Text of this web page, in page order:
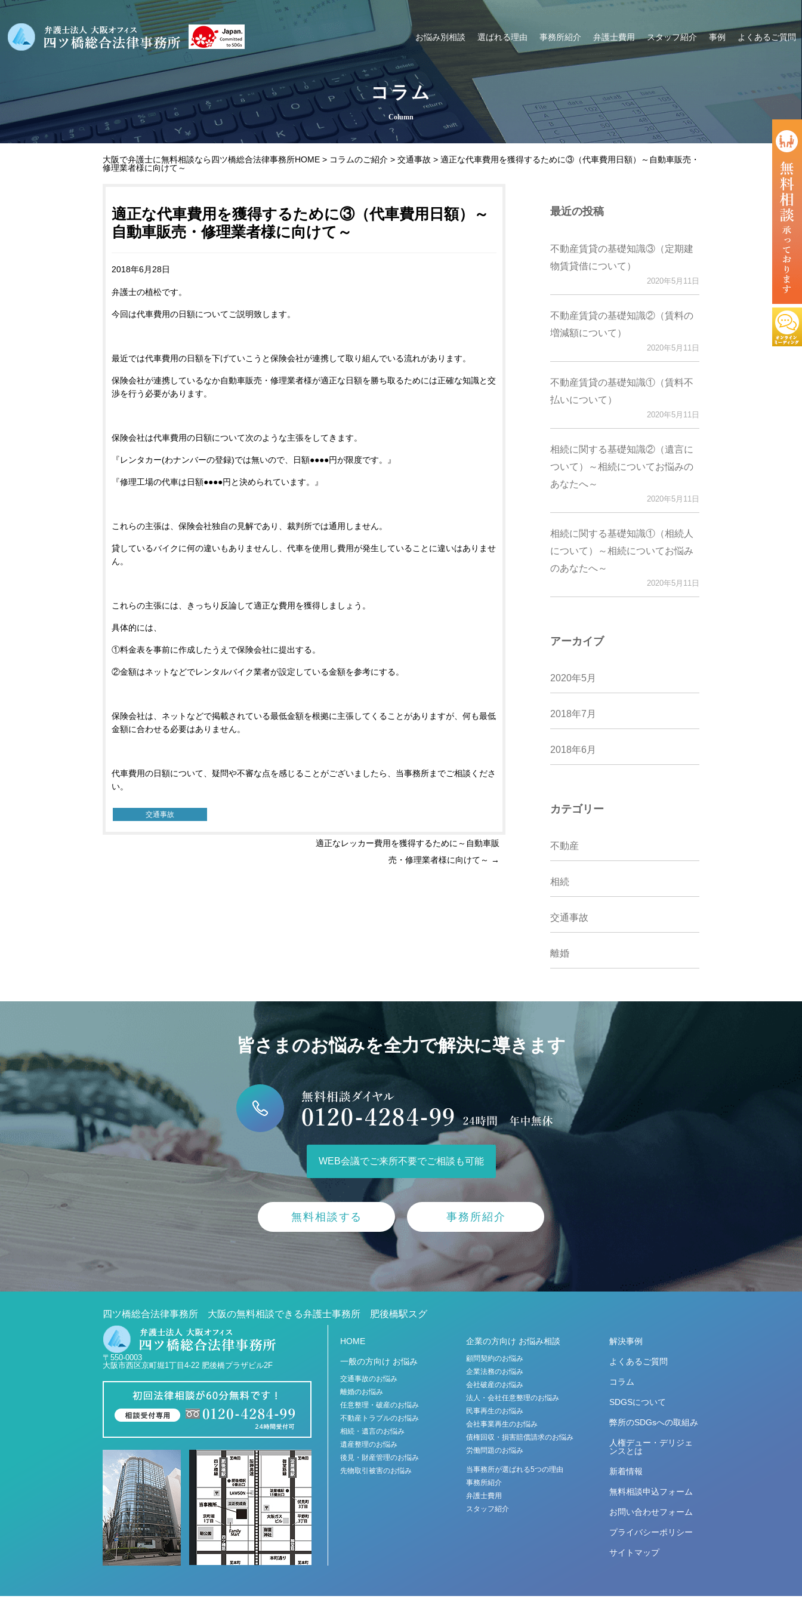
お悩み別相談 選ばれる理由 事務所紹介 弁護士費用 スタッフ紹介 事例 よくあるご質問
コラム
Column
大阪で弁護士に無料相談なら四ツ橋総合法律事務所HOME > コラムのご紹介 > 交通事故 > 適正な代車費用を獲得するために③（代車費用日額）～自動車販売・
修理業者様に向けて～
適正な代車費用を獲得するために③（代車費用日額）～
自動車販売・修理業者様に向けて～
2018年6月28日
弁護士の植松です。
今回は代車費用の日額についてご説明致します。
最近では代車費用の日額を下げていこうと保険会社が連携して取り組んでいる流れがあります。
保険会社が連携しているなか自動車販売・修理業者様が適正な日額を勝ち取るためには正確な知識と交
渉を行う必要があります。
保険会社は代車費用の日額について次のような主張をしてきます。
『レンタカー(わナンバーの登録)では無いので、日額●●●●円が限度です。』
『修理工場の代車は日額●●●●円と決められています。』
これらの主張は、保険会社独自の見解であり、裁判所では通用しません。
貸しているバイクに何の違いもありませんし、代車を使用し費用が発生していることに違いはありませ
ん。
これらの主張には、きっちり反論して適正な費用を獲得しましょう。
具体的には、
①料金表を事前に作成したうえで保険会社に提出する。
②金額はネットなどでレンタルバイク業者が設定している金額を参考にする。
保険会社は、ネットなどで掲載されている最低金額を根拠に主張してくることがありますが、何も最低
金額に合わせる必要はありません。
代車費用の日額について、疑問や不審な点を感じることがございましたら、当事務所までご相談くださ
い。
交通事故
適正なレッカー費用を獲得するために～自動車販
売・修理業者様に向けて～ →
最近の投稿
不動産賃貸の基礎知識③（定期建
物賃貸借について）
2020年5月11日
不動産賃貸の基礎知識②（賃料の
増減額について）
2020年5月11日
不動産賃貸の基礎知識①（賃料不
払いについて）
2020年5月11日
相続に関する基礎知識②（遺言に
ついて）～相続についてお悩みの
あなたへ～
2020年5月11日
相続に関する基礎知識①（相続人
について）～相続についてお悩み
のあなたへ～
2020年5月11日
アーカイブ
2020年5月
2018年7月
2018年6月
カテゴリー
不動産
相続
交通事故
離婚
皆さまのお悩みを全力で解決に導きます
WEB会議でご来所不要でご相談も可能
無料相談する 事務所紹介
四ツ橋総合法律事務所 大阪の無料相談できる弁護士事務所 肥後橋駅スグ
〒550-0003
大阪市西区京町堀1丁目4-22 肥後橋プラザビル2F
HOME
一般の方向け お悩み
交通事故のお悩み
離婚のお悩み
任意整理・破産のお悩み
不動産トラブルのお悩み
相続・遺言のお悩み
遺産整理のお悩み
後見・財産管理のお悩み
先物取引被害のお悩み
企業の方向け お悩み相談
顧問契約のお悩み
企業法務のお悩み
会社破産のお悩み
法人・会社任意整理のお悩み
民事再生のお悩み
会社事業再生のお悩み
債権回収・損害賠償請求のお悩み
労働問題のお悩み
当事務所が選ばれる5つの理由
事務所紹介
弁護士費用
スタッフ紹介
解決事例
よくあるご質問
コラム
SDGSについて
弊所のSDGsへの取組み
人権デュー・デリジェ
ンスとは
新着情報
無料相談申込フォーム
お問い合わせフォーム
プライバシーポリシー
サイトマップ